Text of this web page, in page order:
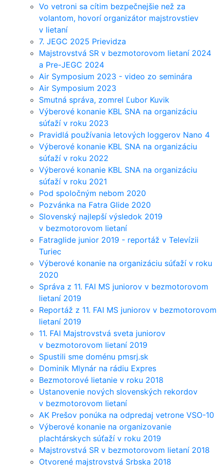
Vo vetroni sa cítim bezpečnejšie než za
volantom, hovorí organizátor majstrovstiev
v lietaní
7. JEGC 2025 Prievidza
Majstrovstvá SR v bezmotorovom lietaní 2024
a Pre-JEGC 2024
Air Symposium 2023 - video zo seminára
Air Symposium 2023
Smutná správa, zomrel Ľubor Kuvik
Výberové konanie KBL SNA na organizáciu
súťaží v roku 2023
Pravidlá používania letových loggerov Nano 4
Výberové konanie KBL SNA na organizáciu
súťaží v roku 2022
Výberové konanie KBL SNA na organizáciu
súťaží v roku 2021
Pod spoločným nebom 2020
Pozvánka na Fatra Glide 2020
Slovenský najlepší výsledok 2019
v bezmotorovom lietaní
Fatraglide junior 2019 - reportáž v Televízii
Turiec
Výberové konanie na organizáciu súťaží v roku
2020
Správa z 11. FAI MS juniorov v bezmotorovom
lietaní 2019
Reportáž z 11. FAI MS juniorov v bezmotorovom
lietaní 2019
11. FAI Majstrovstvá sveta juniorov
v bezmotorovom lietaní 2019
Spustili sme doménu pmsrj.sk
Dominik Mlynár na rádiu Expres
Bezmotorové lietanie v roku 2018
Ustanovenie nových slovenských rekordov
v bezmotorovom lietaní
AK Prešov ponúka na odpredaj vetrone VSO-10
Výberové konanie na organizovanie
plachtárskych súťaží v roku 2019
Majstrovstvá SR v bezmotorovom lietaní 2018
Otvorené majstrovstvá Srbska 2018